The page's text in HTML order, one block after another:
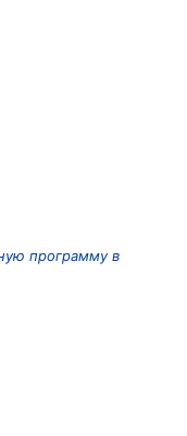
программу в